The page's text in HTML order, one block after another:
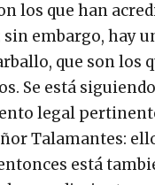
los que han
embargo, hay
que son los
Se está
legal
Talamantes:
está